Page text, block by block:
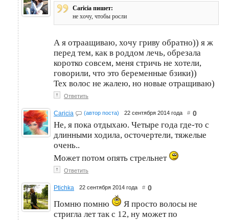
Caricia пишет:
не хочу, чтобы росли
А я отраащиваю, хочу гриву обратно)) я ж
перед тем, как в роддом лечь, обрезала
коротко совсем, меня стричь не хотели,
говорили, что это беременные бзики))
Тех волос не жалею, но новые отращиваю)
↑ Ответить
Caricia (автор поста) 22 сентября 2014 года # 0
Не, я пока отдыхаю. Четыре года где-то с
длинными ходила, осточертели, тяжелые
очень..
Может потом опять стрельнет
↑ Ответить
Ptichka 22 сентября 2014 года # 0
Помню помню
Я просто волосы не
стригла лет так с 12, ну может по